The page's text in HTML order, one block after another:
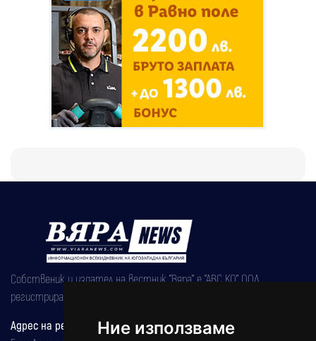
Ние използваме
Собственик и издател на вестник "Вяра" е "АВС КО" ООД,
регистрирана на 08.05.2002 година.
Адрес на редакцията